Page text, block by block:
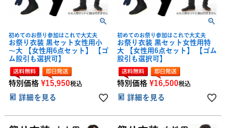
初めてのお祭り参加はこれで大丈夫
お祭り衣装 黒セット女性用小
～大 【女性用6点セット】 【ゴ
ム股引も選択可】
特別価格 ¥15,950税込
詳細を見る
初めてのお祭り参加はこれで大丈夫
お祭り衣装 黒セット女性用特
大 【女性用6点セット】 【ゴム
股引も選択可】
特別価格 ¥16,500税込
詳細を見る